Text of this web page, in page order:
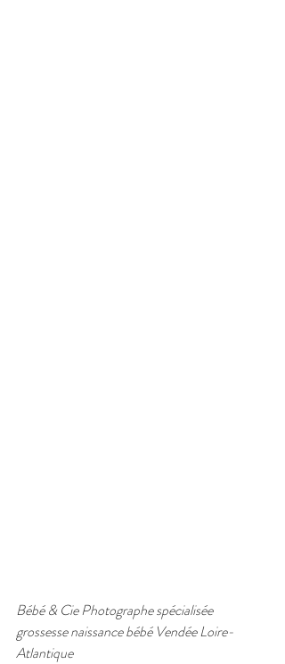
Bébé & Cie Photographe spécialisée
grossesse naissance bébé Vendée Loire-
Atlantique